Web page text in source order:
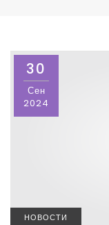
30
Сен
2024
НОВОСТИ